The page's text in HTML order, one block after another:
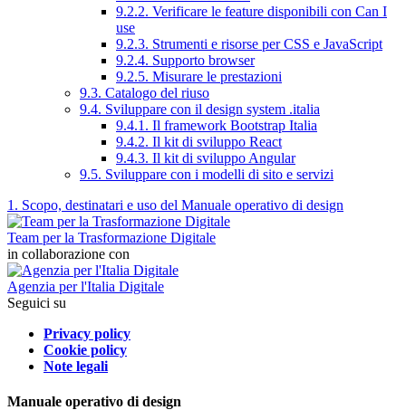
9.2.2. Verificare le feature disponibili con Can I
use
9.2.3. Strumenti e risorse per CSS e JavaScript
9.2.4. Supporto browser
9.2.5. Misurare le prestazioni
9.3. Catalogo del riuso
9.4. Sviluppare con il design system .italia
9.4.1. Il framework Bootstrap Italia
9.4.2. Il kit di sviluppo React
9.4.3. Il kit di sviluppo Angular
9.5. Sviluppare con i modelli di sito e servizi
1. Scopo, destinatari e uso del Manuale operativo di design
Team per la Trasformazione Digitale
in collaborazione con
Agenzia per l'Italia Digitale
Seguici su
Privacy policy
Cookie policy
Note legali
Manuale operativo di design